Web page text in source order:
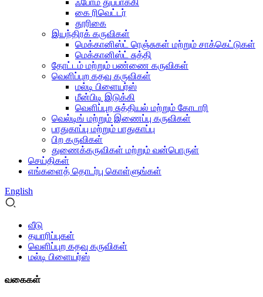
ஃபோம் துப்பாக்கி
கை ரிவெட்டர்
தூரிகை
இயந்திரக் கருவிகள்
மெக்கானிஸ்ட் ரெஞ்சுகள் மற்றும் சாக்கெட்டுகள்
மெக்கானிஸ்ட் சுத்தி
தோட்டம் மற்றும் பண்ணை கருவிகள்
வெளிப்புற கதவு கருவிகள்
மல்டி பிளையர்ஸ்
மீன்பிடி இடுக்கி
வெளிப்புற சுத்தியல் மற்றும் கோடாரி
வெல்டிங் மற்றும் இணைப்பு கருவிகள்
பாதுகாப்பு மற்றும் பாதுகாப்பு
பிற கருவிகள்
துணைக்கருவிகள் மற்றும் வன்பொருள்
செய்திகள்
எங்களைத் தொடர்பு கொள்ளுங்கள்
English
வீடு
தயாரிப்புகள்
வெளிப்புற கதவு கருவிகள்
மல்டி பிளையர்ஸ்
வகைகள்